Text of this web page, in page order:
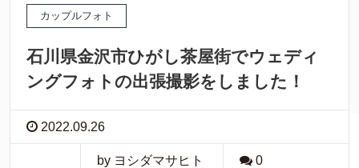
カップルフォト
石川県金沢市ひがし茶屋街でウェディ
ングフォトの出張撮影をしました！
2022.09.26
by ヨシダマサヒト 0